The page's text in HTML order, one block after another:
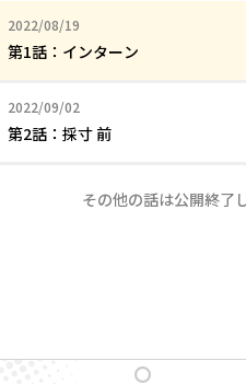
2022/08/19
2022年08月19日
第1話：インターン
2022/09/02
2022年09月02日
第2話：採寸 前
その他の話は公開終了